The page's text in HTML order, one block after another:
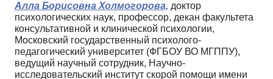
Алла Борисовна Холмогорова, доктор
психологических наук, профессор, декан факультета
консультативной и клинической психологии,
Московский государственный психолого-
педагогический университет (ФГБОУ ВО МГППУ),
ведущий научный сотрудник, Научно-
исследовательский институт скорой помощи имени